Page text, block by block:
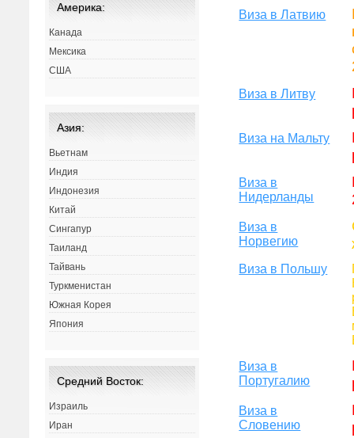
Виза в Латвию
Виза в Литву
Виза на Мальту
Виза в
Нидерланды
Виза в
Норвегию
Виза в Польшу
Виза в
Португалию
Виза в
Словению
Америка:
Канада
Мексика
США
Азия:
Вьетнам
Индия
Индонезия
Китай
Сингапур
Таиланд
Тайвань
Туркменистан
Южная Корея
Япония
Средний Восток:
Израиль
Иран